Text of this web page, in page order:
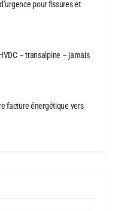
pour fissures et
– transalpine – jamais
facture énergétique vers